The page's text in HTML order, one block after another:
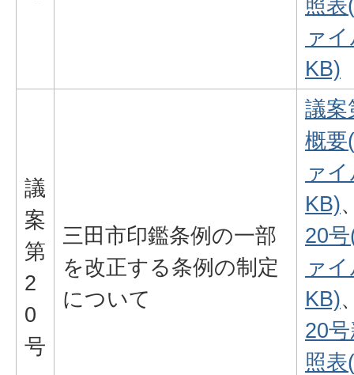
照
ァ
KB)
議
案
第
2
0
号
三田市印鑑条例の一部
を改正する条例の制定
について
議案
概要
ァ
KB)
20
ァ
KB)
20
照